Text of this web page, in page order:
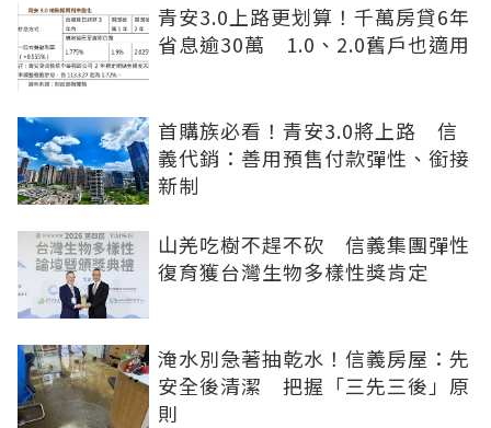
青安3.0上路更划算！千萬房貸6年
省息逾30萬 1.0、2.0舊戶也適用
首購族必看！青安3.0將上路 信
義代銷：善用預售付款彈性、銜接
新制
山羌吃樹不趕不砍 信義集團彈性
復育獲台灣生物多樣性獎肯定
淹水別急著抽乾水！信義房屋：先
安全後清潔 把握「三先三後」原
則